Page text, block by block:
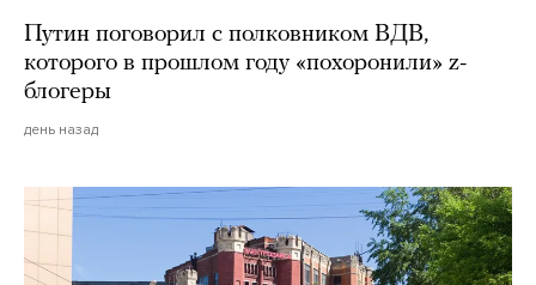
Путин поговорил с полковником ВДВ,
которого в прошлом году «похоронили» z-
блогеры
день назад